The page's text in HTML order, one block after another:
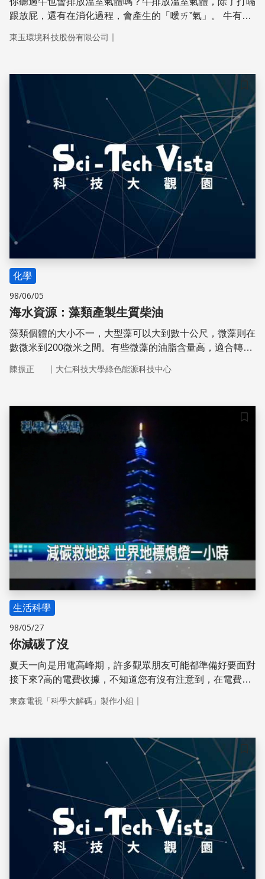
跟放屁，還有在消化過程，會產生的「噯ㄞˇ氣」。 牛有一
草分解成葡萄糖、胺基酸等養分；同時會產生二氧化碳及氫
終以「噯氣」的形式排出體外。 除了牛本身會排放甲烷、
二氧化碳。牛糞也會排放多種溫室氣體。科學家正努力進行
相關研究，希望能減少牛隻排碳，為對抗暖化，多盡一分心
東玉環境科技股份有限公司 ｜
儲存
化學
98/06/05
海水資源：藻類產製生質柴油
藻類個體的大小不一，大型藻可以大到數十公尺，微藻則在
數微米到200微米之間。有些微藻的油脂含量高，適合轉化
為生質酒精。
陳振正 ｜ 大仁科技大學綠色能源科技中心
儲存
生活科學
98/05/27
你減碳了沒
夏天一向是用電高峰期，許多觀眾朋友可能都準備好要面對
接下來?高的電費收據，不知道您有沒有注意到，在電費收
用電，排放了多少二氧化碳。這個數據是怎麼算出來的呢?
東森電視「科學大解碼」製作小組 ｜
儲存